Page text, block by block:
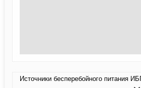
Источники бесперебойного питания